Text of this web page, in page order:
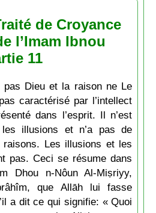
de Croyance
l’Imam Ibnou
11
pas Dieu et la raison ne Le
caractérisé par l’intellect
dans l’esprit. Il n’est
illusions et n’a pas de
raisons. Les illusions et les
pas. Ceci se résume dans
Dhou n-Nôun Al-Miṣriyy,
que Allāh lui fasse
a dit ce qui signifie: « Quoi